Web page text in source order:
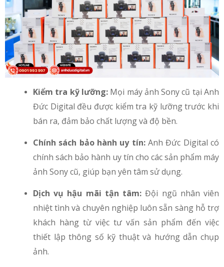
Kiểm tra kỹ lưỡng: Mọi máy ảnh Sony cũ tại Anh
Đức Digital đều được kiểm tra kỹ lưỡng trước khi
bán ra, đảm bảo chất lượng và độ bền.
Chính sách bảo hành uy tín:Anh Đức Digital có
chính sách bảo hành uy tín cho các sản phẩm máy
ảnh Sony cũ, giúp bạn yên tâm sử dụng.
Dịch vụ hậu mãi tận tâm:Đội ngũ nhân viên
nhiệt tình và chuyên nghiệp luôn sẵn sàng hỗ trợ
khách hàng từ việc tư vấn sản phẩm đến việc
thiết lập thông số kỹ thuật và hướng dẫn chụp
ảnh.